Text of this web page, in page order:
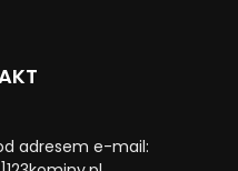
adresem e-mail: